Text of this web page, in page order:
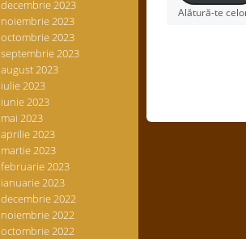
decembrie 2023
noiembrie 2023
octombrie 2023
septembrie 2023
august 2023
iulie 2023
iunie 2023
mai 2023
aprilie 2023
martie 2023
februarie 2023
ianuarie 2023
decembrie 2022
noiembrie 2022
octombrie 2022
Alătură-te